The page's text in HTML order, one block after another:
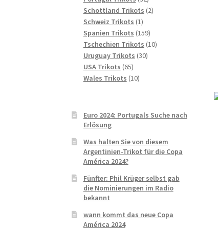
Produkte
Schottland Trikots 22
Schweiz Trikots 11
Produkt
Spanien Trikots 159159
Produkte
Tschechien Trikots 1010
Uruguay Trikots 3030
USA Trikots 6565
Produkte
Wales Trikots 1010
Euro 2024: Portugals Suche nach
Erlösung
Was halten Sie von diesem
Argentinien-Trikot für die Copa
América 2024?
Fünfter: Phil Krüger selbst gab
die Nominierungen im Radio
bekannt
wann kommt das neue Copa
América 2024